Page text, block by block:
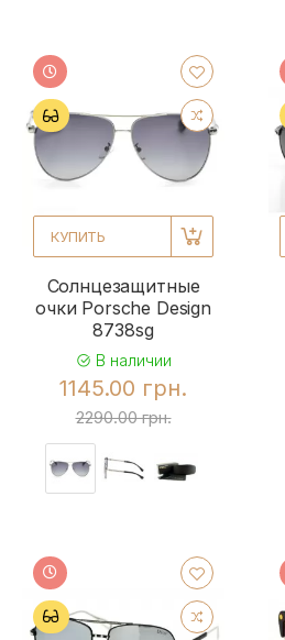
КУПИТЬ
Солнцезащитные
очки Porsche Design
8738sg
В наличии
1145.00 грн.
2290.00 грн.